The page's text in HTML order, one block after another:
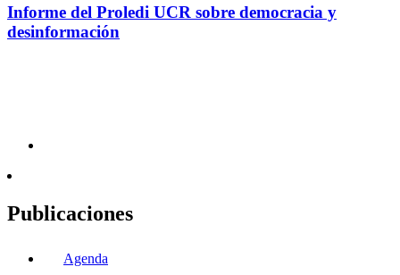
Informe del Proledi UCR sobre democracia y
desinformación
Publicaciones
Agenda